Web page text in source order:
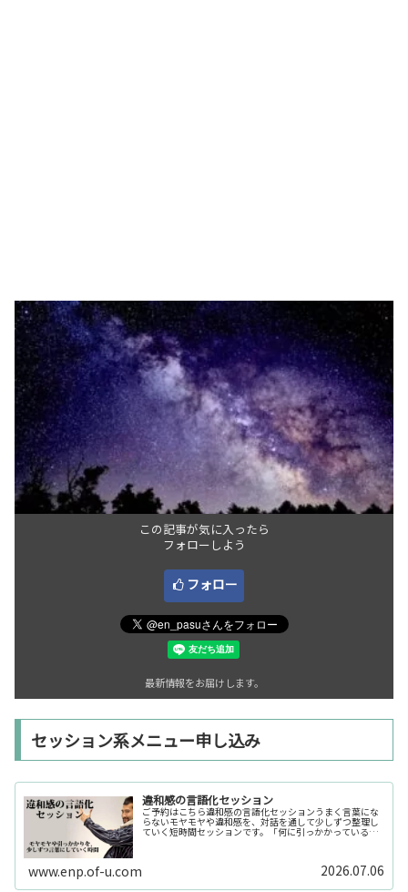
この記事が気に入ったら
フォローしよう
フォロー
最新情報をお届けします。
セッション系メニュー申し込み
違和感の言語化セッション
ご予約はこちら違和感の言語化セッションうまく言葉にな
らないモヤモヤや違和感を、対話を通して少しずつ整理し
ていく短時間セッションです。「何に引っかかっているの
www.enp.of-u.com 2026.07.06